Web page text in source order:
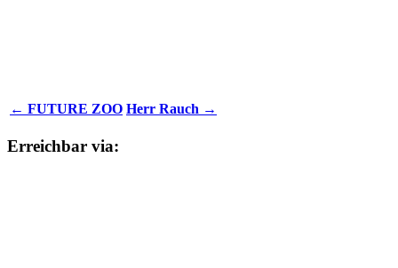
← FUTURE ZOO Herr Rauch →
Erreichbar via: